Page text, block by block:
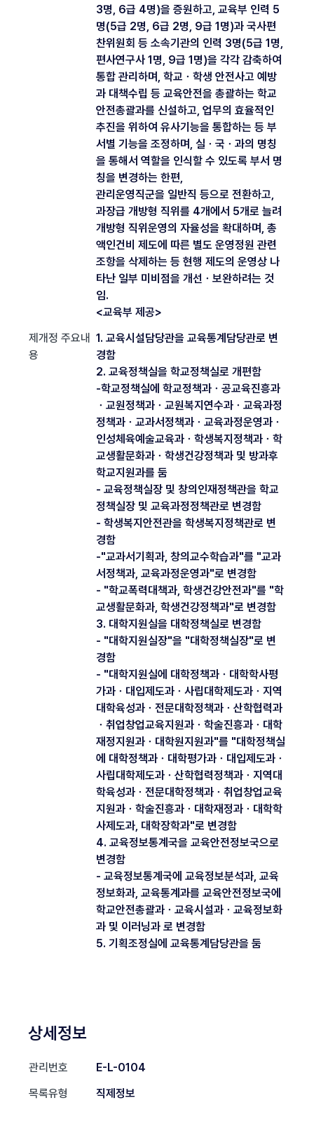
3명, 6급 4명)을 증원하고, 교육부 인력 5
명(5급 2명, 6급 2명, 9급 1명)과 국사편
찬위원회 등 소속기관의 인력 3명(5급 1명,
편사연구사 1명, 9급 1명)을 각각 감축하여
통합 관리하며, 학교ㆍ학생 안전사고 예방
과 대책수립 등 교육안전을 총괄하는 학교
안전총괄과를 신설하고, 업무의 효율적인
추진을 위하여 유사기능을 통합하는 등 부
서별 기능을 조정하며, 실ㆍ국ㆍ과의 명칭
을 통해서 역할을 인식할 수 있도록 부서 명
칭을 변경하는 한편,
관리운영직군을 일반직 등으로 전환하고,
과장급 개방형 직위를 4개에서 5개로 늘려
개방형 직위운영의 자율성을 확대하며, 총
액인건비 제도에 따른 별도 운영정원 관련
조항을 삭제하는 등 현행 제도의 운영상 나
타난 일부 미비점을 개선ㆍ보완하려는 것
임.
<교육부 제공>
제개정 주요내
용
1. 교육시설담당관을 교육통계담당관로 변
경함
2. 교육정책실을 학교정책실로 개편함
-학교정책실에 학교정책과ㆍ공교육진흥과
ㆍ교원정책과ㆍ교원복지연수과ㆍ교육과정
정책과ㆍ교과서정책과ㆍ교육과정운영과ㆍ
인성체육예술교육과ㆍ학생복지정책과ㆍ학
교생활문화과ㆍ학생건강정책과 및 방과후
학교지원과를 둠
- 교육정책실장 및 창의인재정책관을 학교
정책실장 및 교육과정정책관로 변경함
- 학생복지안전관을 학생복지정책관로 변
경함
-"교과서기획과, 창의교수학습과"를 "교과
서정책과, 교육과정운영과"로 변경함
- "학교폭력대책과, 학생건강안전과"를 "학
교생활문화과, 학생건강정책과"로 변경함
3. 대학지원실을 대학정책실로 변경함
- "대학지원실장"을 "대학정책실장"로 변
경함
- "대학지원실에 대학정책과ㆍ대학학사평
가과ㆍ대입제도과ㆍ사립대학제도과ㆍ지역
대학육성과ㆍ전문대학정책과ㆍ산학협력과
ㆍ취업창업교육지원과ㆍ학술진흥과ㆍ대학
재정지원과ㆍ대학원지원과"를 "대학정책실
에 대학정책과ㆍ대학평가과ㆍ대입제도과ㆍ
사립대학제도과ㆍ산학협력정책과ㆍ지역대
학육성과ㆍ전문대학정책과ㆍ취업창업교육
지원과ㆍ학술진흥과ㆍ대학재정과ㆍ대학학
사제도과, 대학장학과"로 변경함
4. 교육정보통계국을 교육안전정보국으로
변경함
- 교육정보통계국에 교육정보분석과, 교육
정보화과, 교육통계과를 교육안전정보국에
학교안전총괄과ㆍ교육시설과ㆍ교육정보화
과 및 이러닝과 로 변경함
5. 기획조정실에 교육통계담당관을 둠
상세정보
관리번호
E-L-0104
목록유형
직제정보